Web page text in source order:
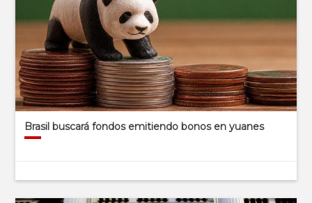
Brasil buscará fondos emitiendo bonos en yuanes